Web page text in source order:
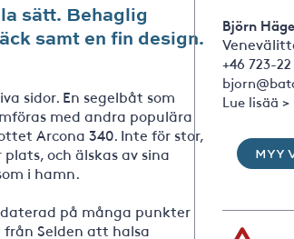
sätt. Behaglig
samt en fin design.
sidor. En segelbåt som
med andra populära
Arcona 340. Inte för stor,
och älskas av sina
i hamn.
på många punkter
Selden att halsa
Björn
+46 723-22
Lue lisää >
MYY